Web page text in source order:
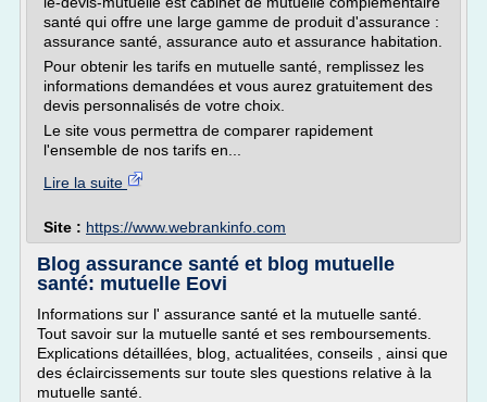
santé qui offre une large gamme de produit d'assurance :
assurance santé, assurance auto et assurance habitation.
Pour obtenir les tarifs en mutuelle santé, remplissez les
informations demandées et vous aurez gratuitement des
devis personnalisés de votre choix.
Le site vous permettra de comparer rapidement
l'ensemble de nos tarifs en...
Lire la suite
Site : https://www.webrankinfo.com
Blog assurance santé et blog mutuelle
santé: mutuelle Eovi
Informations sur l' assurance santé et la mutuelle santé.
Tout savoir sur la mutuelle santé et ses remboursements.
Explications détaillées, blog, actualitées, conseils , ainsi que
des éclaircissements sur toute sles questions relative à la
mutuelle santé.